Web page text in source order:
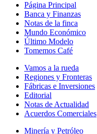
Página Principal
Banca y Finanzas
Notas de la finca
Mundo Económico
Último Modelo
Tomemos Café
Vamos a la rueda
Regiones y Fronteras
Fábricas e Inversiones
Editorial
Notas de Actualidad
Acuerdos Comerciales
Minería y Petróleo